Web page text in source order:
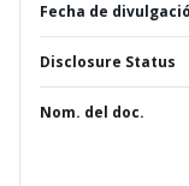
Fecha de
Disclosure Status
Nom. del doc.